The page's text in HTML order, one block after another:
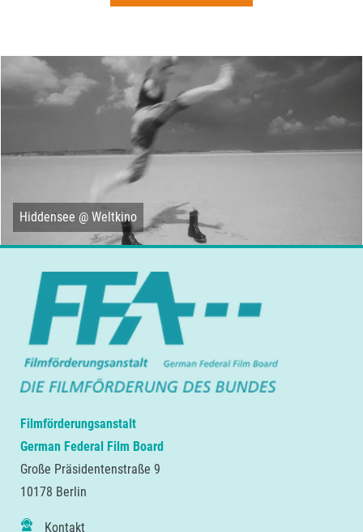
Hiddensee @ Weltkino
Filmförderungsanstalt
German Federal Film Board
Große Präsidentenstraße 9
10178 Berlin
Kontakt